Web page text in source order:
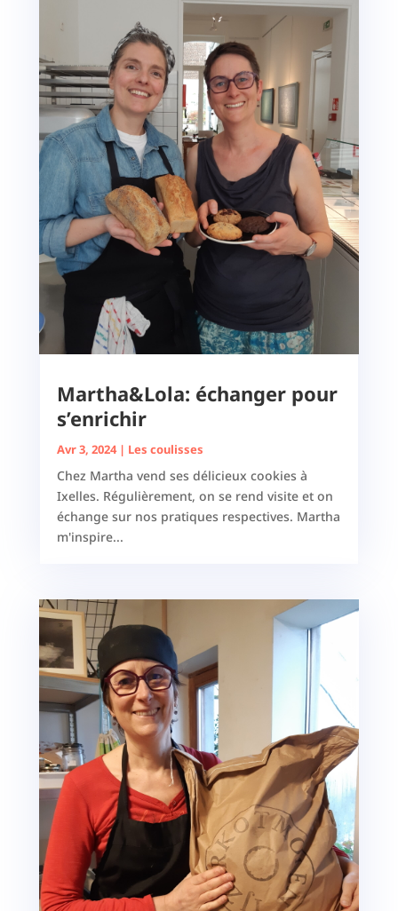
Martha&Lola: échanger pour
s’enrichir
Avr 3, 2024| Les coulisses
Chez Martha vend ses délicieux cookies à
Ixelles. Régulièrement, on se rend visite et on
échange sur nos pratiques respectives. Martha
m'inspire...